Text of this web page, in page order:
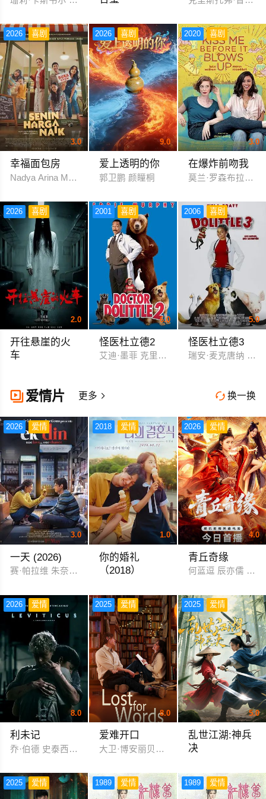
2026 喜剧
3.0
幸福面包房
Nadya Arina Meriam Bellina
2026 喜剧
9.0
爱上透明的你
郭卫鹏 颜瞳桐
2020 喜剧
3.0
在爆炸前吻我
莫兰·罗森布拉特
2026 喜剧
2.0
开往悬崖的火
车
2001 喜剧
6.0
怪医杜立德2
艾迪·墨菲 克里丝滕·威尔逊
2006 喜剧
5.0
怪医杜立德3
瑞安·麦克唐纳 谢
 换一换
 爱情片 更多 
2026 爱情
3.0
一天 (2026)
赛·帕拉维 朱奈德·汗
2018 爱情
1.0
你的婚礼
（2018）
2026 爱情
4.0
青丘奇缘
何蓝逗 辰亦儒 刘
2026 爱情
8.0
利未记
乔·伯德 史泰西·克劳森 杰瑞米·布莱维特 伊文·莱斯利 尼古拉斯·
2025 爱情
8.0
爱难开口
大卫·博安丽贝卡·古德温
2025 爱情
5.0
乱世江湖:神兵
决
2025 爱情 1989 爱情 1989 爱情